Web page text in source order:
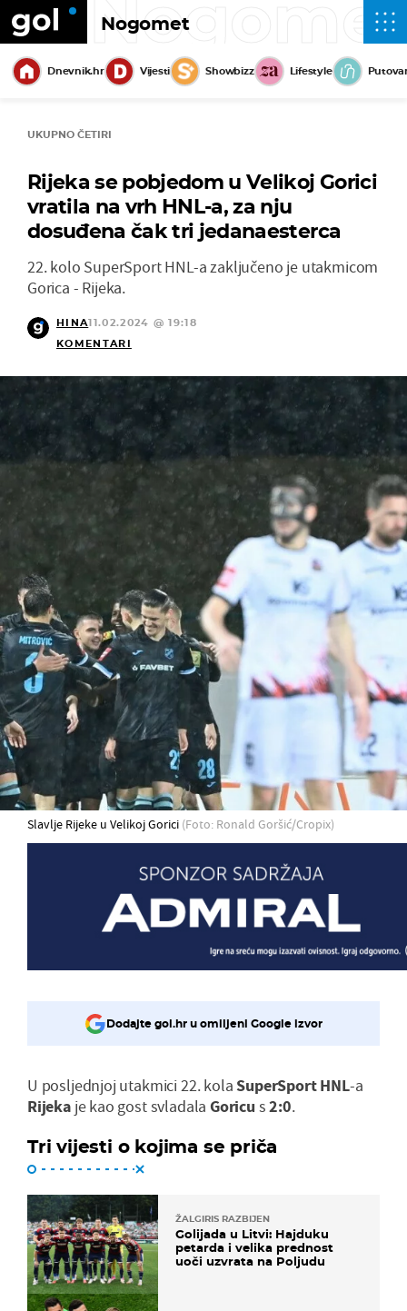
Nogomet
Dnevnik.hr Vijesti Showbizz Lifestyle
UKUPNO ČETIRI
Rijeka se pobjedom u Velikoj Gorici
vratila na vrh HNL-a, za nju
dosuđena čak tri jedanaesterca
22. kolo SuperSport HNL-a zaključeno je utakmicom
Gorica - Rijeka.
HINA11.02.2024 @ 19:18
KOMENTARI
Slavlje Rijeke u Velikoj Gorici (Foto: Ronald Goršić/Cropix)
Dodajte gol.hr u omiljeni Google izvor
U posljednjoj utakmici 22. kola SuperSport HNL-a
Rijekaje kao gost svladala Goricu s2:0.
Tri vijesti o kojima se priča
ŽALGIRIS RAZBIJEN
Golijada u Litvi: Hajduku
petarda i velika prednost
uoči uzvrata na Poljudu